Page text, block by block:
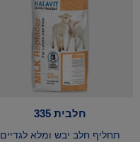
חלבית 335
תחליף חלב יבש ומלא לגדיים